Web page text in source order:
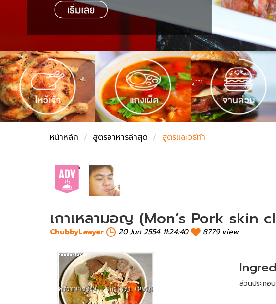
เปรียบเทียบน้ำหนักวัตถุดิบ
ชั่งตวงเนย
หน้าหลัก สูตรอาหารล่าสุด สูตรและวิธีทำ
เกาเหลามอญ (Mon’s Pork skin
ChubbyLawyer 20 Jun 2554 11:24:40 8779 view
ส่วนประกอบ